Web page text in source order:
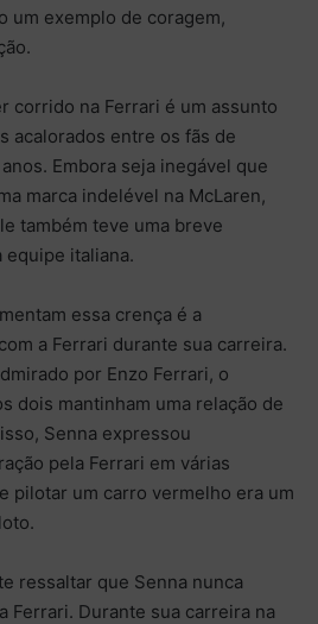
um exemplo de coragem,
corrido na Ferrari é um assunto
acalorados entre os fãs de
Embora seja inegável que
marca indelével na McLaren,
também teve uma breve
equipe italiana.
essa crença é a
a Ferrari durante sua carreira.
por Enzo Ferrari, o
dois mantinham uma relação de
Senna expressou
pela Ferrari em várias
pilotar um carro vermelho era um
ressaltar que Senna nunca
Ferrari. Durante sua carreira na